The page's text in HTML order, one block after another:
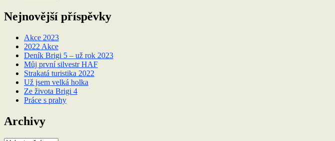
Nejnovější příspěvky
Akce 2023
2022 Akce
Deník Brigi 5 – už rok 2023
Můj první silvestr HAF
Strakatá turistika 2022
Už jsem velká holka
Ze života Brigi 4
Práce s prahy
Archivy